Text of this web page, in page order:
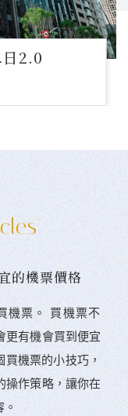
2.0
的機票價格
機票。 󠀠買機票不
更有機會買到便宜
機票的小技巧，
操作策略，讓你在